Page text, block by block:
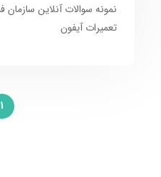
نمونه سوالات آنلاین
تعمیرات آیفون
1